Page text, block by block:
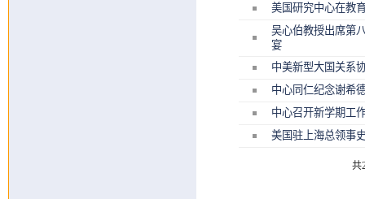
美国研究中心在教
吴心伯教授出席第
宴
中美新型大国关系
中心同仁纪念谢希
中心召开新学期工
美国驻上海总领事
共